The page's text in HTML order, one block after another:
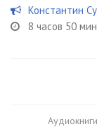
Константин
8 часов 50
Аудиокниги